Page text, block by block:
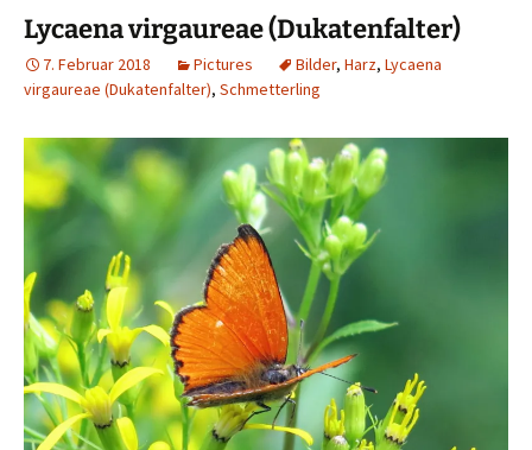
Lycaena virgaureae (Dukatenfalter)
7. Februar 2018 Pictures Bilder, Harz, Lycaena
virgaureae (Dukatenfalter), Schmetterling